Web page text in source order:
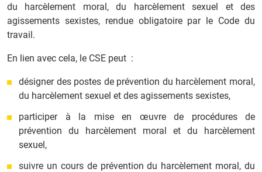
du harcèlement moral, du harcèlement sexuel et des
agissements sexistes, rendue obligatoire par le Code du
travail.
En lien avec cela, le CSE peut :
désigner des postes de prévention du harcèlement moral,
du harcèlement sexuel et des agissements sexistes,
participer à la mise en œuvre de procédures de
prévention du harcèlement moral et du harcèlement
sexuel,
suivre un cours de prévention du harcèlement moral, du